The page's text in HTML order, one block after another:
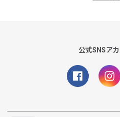
公式SNSア